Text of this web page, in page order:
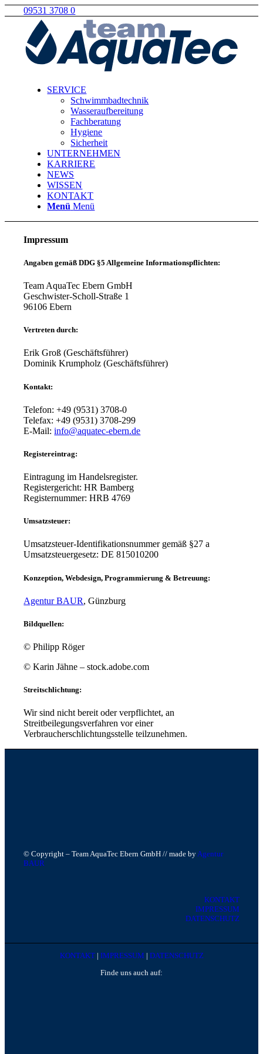
09531 3708 0
SERVICE
Schwimmbadtechnik
Wasseraufbereitung
Fachberatung
Hygiene
Sicherheit
UNTERNEHMEN
KARRIERE
NEWS
WISSEN
KONTAKT
Menü Menü
Impressum
Angaben gemäß DDG §5 Allgemeine Informationspflichten:
Team AquaTec Ebern GmbH
Geschwister-Scholl-Straße 1
96106 Ebern
Vertreten durch:
Erik Groß (Geschäftsführer)
Dominik Krumpholz (Geschäftsführer)
Kontakt:
Telefon: +49 (9531) 3708-0
Telefax: +49 (9531) 3708-299
E-Mail:info@aquatec-ebern.de
Registereintrag:
Eintragung im Handelsregister.
Registergericht: HR Bamberg
Registernummer: HRB 4769
Umsatzsteuer:
Umsatzsteuer-Identifikationsnummer gemäß §27 a
Umsatzsteuergesetz: DE 815010200
Konzeption, Webdesign, Programmierung & Betreuung:
Agentur BAUR, Günzburg
Bildquellen:
© Philipp Röger
© Karin Jähne – stock.adobe.com
Streitschlichtung:
Wir sind nicht bereit oder verpflichtet, an
Streitbeilegungsverfahren vor einer
Verbraucherschlichtungsstelle teilzunehmen.
© Copyright – Team AquaTec Ebern GmbH // made byAgentur
BAUR
KONTAKT
IMPRESSUM
DATENSCHUTZ
KONTAKT| IMPRESSUM | DATENSCHUTZ
Finde uns auch auf: